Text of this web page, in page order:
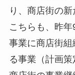
り、商店街の
こちらも、昨
事業に商店街
る事業（計画策